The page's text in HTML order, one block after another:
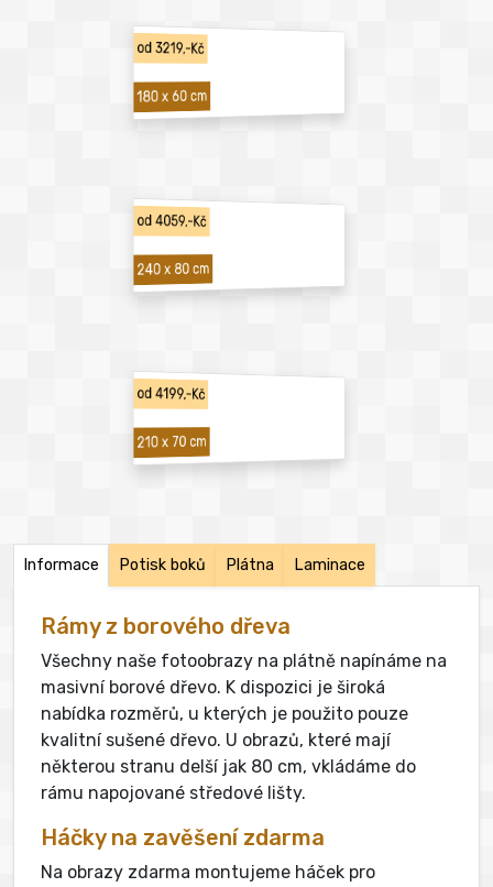
od 3219,-Kč
180 x 60 cm
od 4059,-Kč
240 x 80 cm
od 4199,-Kč
210 x 70 cm
Informace Potisk boků Plátna Laminace
Rámy z borového dřeva
Všechny naše fotoobrazy na plátně napínáme na
masivní borové dřevo. K dispozici je široká
nabídka rozměrů, u kterých je použito pouze
kvalitní sušené dřevo. U obrazů, které mají
některou stranu delší jak 80 cm, vkládáme do
rámu napojované středové lišty.
Háčky na zavěšení zdarma
Na obrazy zdarma montujeme háček pro